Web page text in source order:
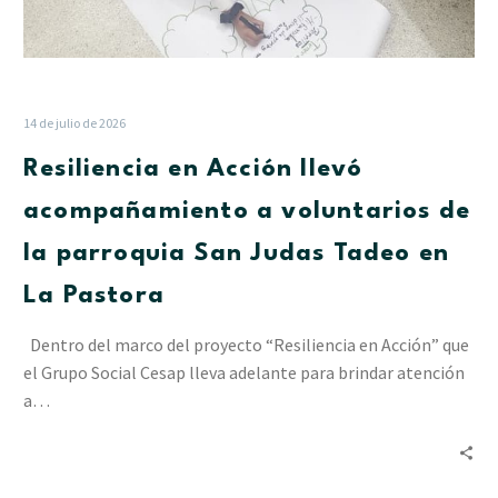
La
Pastora
14 de julio de 2026
Resiliencia en Acción llevó
acompañamiento a voluntarios de
la parroquia San Judas Tadeo en
La Pastora
Dentro del marco del proyecto “Resiliencia en Acción” que
el Grupo Social Cesap lleva adelante para brindar atención
a…